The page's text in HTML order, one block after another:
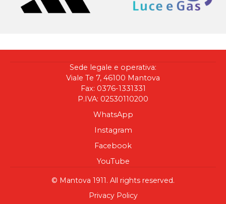
Sede legale e operativa:
Viale Te 7, 46100 Mantova
Fax: 0376-1331331
P.IVA: 02530110200
WhatsApp
Instagram
Facebook
YouTube
© Mantova 1911. All rights reserved.
Privacy Policy